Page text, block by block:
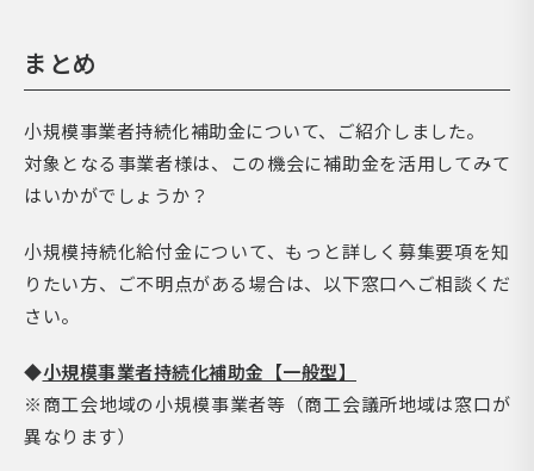
まとめ
小規模事業者持続化補助金について、ご紹介しました。
対象となる事業者様は、この機会に補助金を活用してみて
はいかがでしょうか？
小規模持続化給付金について、もっと詳しく募集要項を知
りたい方、ご不明点がある場合は、以下窓口へご相談くだ
さい。
◆小規模事業者持続化補助金【一般型】
※商工会地域の小規模事業者等（商工会議所地域は窓口が
異なります）